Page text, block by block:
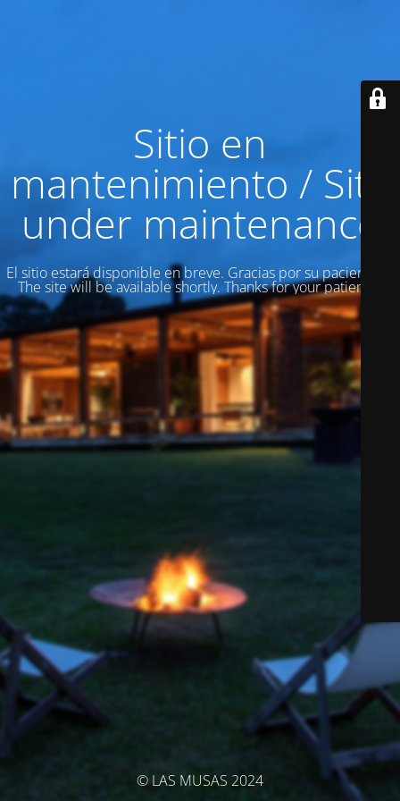
Sitio en
mantenimiento / Site
under maintenance
El sitio estará disponible en breve. Gracias por su paciencia! /
The site will be available shortly. Thanks for your patience!
© LAS MUSAS 2024